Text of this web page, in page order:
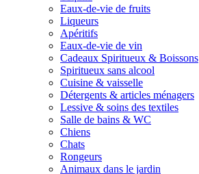
Eaux-de-vie de fruits
Liqueurs
Apéritifs
Eaux-de-vie de vin
Cadeaux Spiritueux & Boissons
Spiritueux sans alcool
Cuisine & vaisselle
Détergents & articles ménagers
Lessive & soins des textiles
Salle de bains & WC
Chiens
Chats
Rongeurs
Animaux dans le jardin